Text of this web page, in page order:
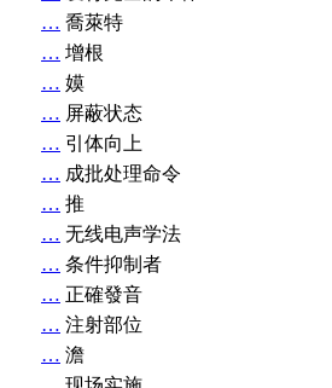
… 喬萊特
… 增根
… 嫫
… 屏蔽状态
… 引体向上
… 成批处理命令
… 推
… 无线电声学法
… 条件抑制者
… 正確發音
… 注射部位
… 澹